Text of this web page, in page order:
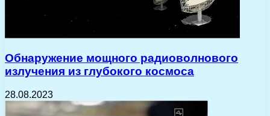
Обнаружение мощного радиоволнового
излучения из глубокого космоса
28.08.2023